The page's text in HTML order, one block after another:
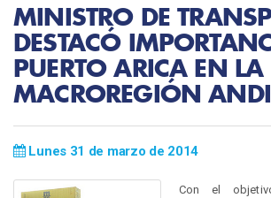
MINISTRO DE
DESTACÓ
PUERTO ARICA EN LA
MACROREGIÓN
Lunes 31 de marzo de 2014
Con el